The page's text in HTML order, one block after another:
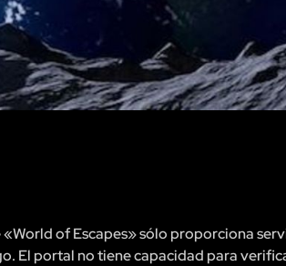
«World of Escapes» sólo proporciona
El portal no tiene capacidad para